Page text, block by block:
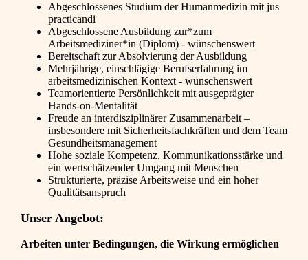
Abgeschlossenes Studium der Humanmedizin mit jus
practicandi
Abgeschlossene Ausbildung zur*zum
Arbeitsmediziner*in (Diplom) - wünschenswert
Bereitschaft zur Absolvierung der Ausbildung
Mehrjährige, einschlägige Berufserfahrung im
arbeitsmedizinischen Kontext - wünschenswert
Teamorientierte Persönlichkeit mit ausgeprägter
Hands-on-Mentalität
Freude an interdisziplinärer Zusammenarbeit –
insbesondere mit Sicherheitsfachkräften und dem Team
Gesundheitsmanagement
Hohe soziale Kompetenz, Kommunikationsstärke und
ein wertschätzender Umgang mit Menschen
Strukturierte, präzise Arbeitsweise und ein hoher
Qualitätsanspruch
Unser Angebot:
Arbeiten unter Bedingungen, die Wirkung ermöglichen